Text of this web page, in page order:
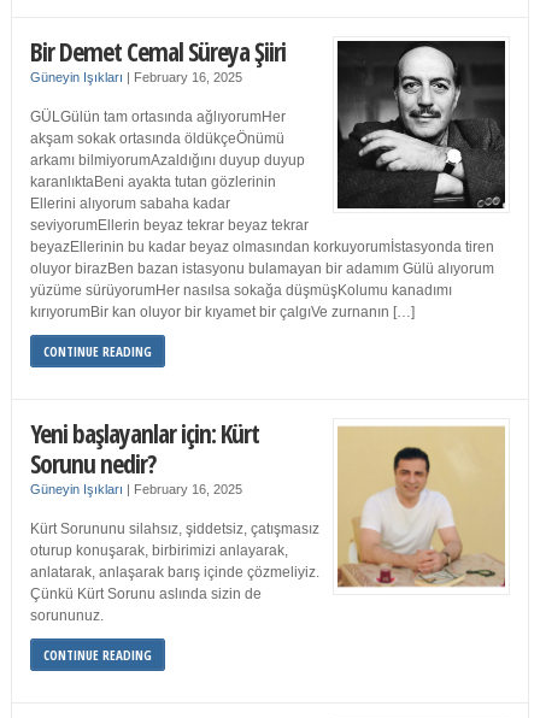
Bir Demet Cemal Süreya Şiiri
Güneyin Işıkları | February 16, 2025
GÜLGülün tam ortasında ağlıyorumHer
akşam sokak ortasında öldükçeÖnümü
arkamı bilmiyorumAzaldığını duyup duyup
karanlıktaBeni ayakta tutan gözlerinin
Ellerini alıyorum sabaha kadar
seviyorumEllerin beyaz tekrar beyaz tekrar
beyazEllerinin bu kadar beyaz olmasından korkuyorumİstasyonda tiren
oluyor birazBen bazan istasyonu bulamayan bir adamım Gülü alıyorum
yüzüme sürüyorumHer nasılsa sokağa düşmüşKolumu kanadımı
kırıyorumBir kan oluyor bir kıyamet bir çalgıVe zurnanın […]
CONTINUE READING
Yeni başlayanlar için: Kürt
Sorunu nedir?
Güneyin Işıkları | February 16, 2025
Kürt Sorununu silahsız, şiddetsiz, çatışmasız
oturup konuşarak, birbirimizi anlayarak,
anlatarak, anlaşarak barış içinde çözmeliyiz.
Çünkü Kürt Sorunu aslında sizin de
sorununuz.
CONTINUE READING